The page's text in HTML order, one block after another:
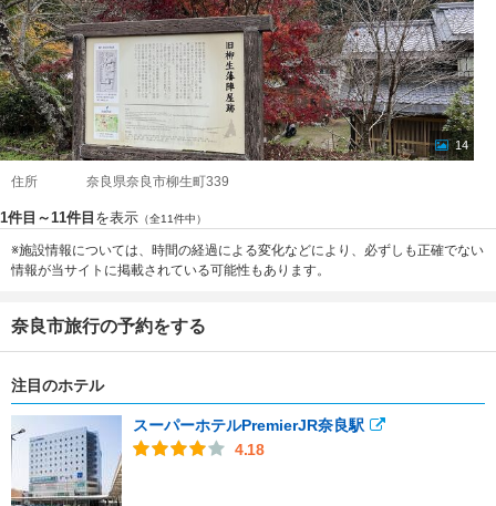
14
住所 奈良県奈良市柳生町339
1件目～11件目 を表示 （全11件中）
※施設情報については、時間の経過による変化などにより、必ずしも正確でない
情報が当サイトに掲載されている可能性もあります。
奈良市旅行の予約をする
注目のホテル
スーパーホテルPremierJR奈良駅
4.18